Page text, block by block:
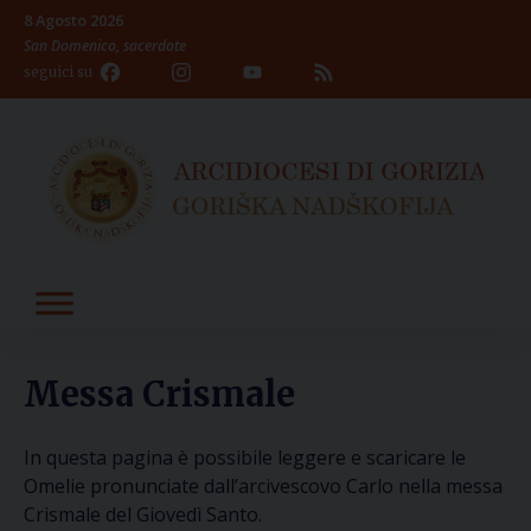
Skip
content
8 Agosto 2026
San Domenico, sacerdote
seguici su Facebook InstagramYouTube
Channel
Messa Crismale
In questa pagina è possibile leggere e scaricare le
Omelie pronunciate dall’arcivescovo Carlo nella messa
Crismale del Giovedì Santo.